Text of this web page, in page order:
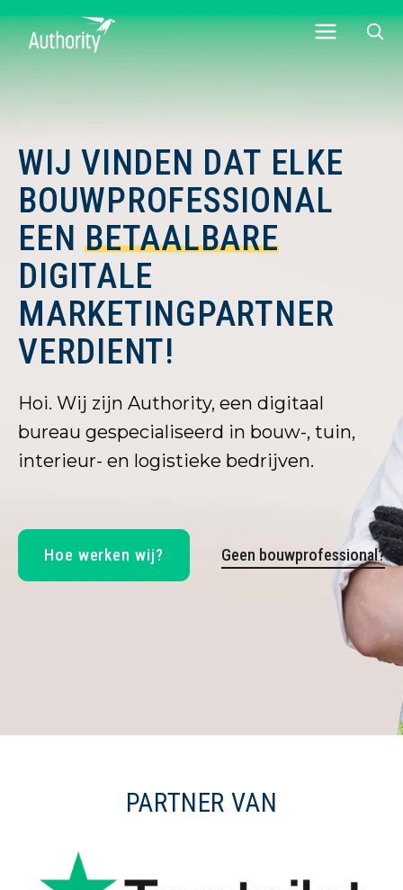
WIJ VINDEN DAT ELKE
BOUWPROFESSIONAL
EENBETAALBARE
DIGITALE
MARKETINGPARTNER
VERDIENT!
Hoi. Wij zijn Authority, een digitaal
bureau gespecialiseerd in bouw-, tuin,
interieur- en logistieke bedrijven.
Hoe werken wij? Geen bouwprofessional?
PARTNER VAN